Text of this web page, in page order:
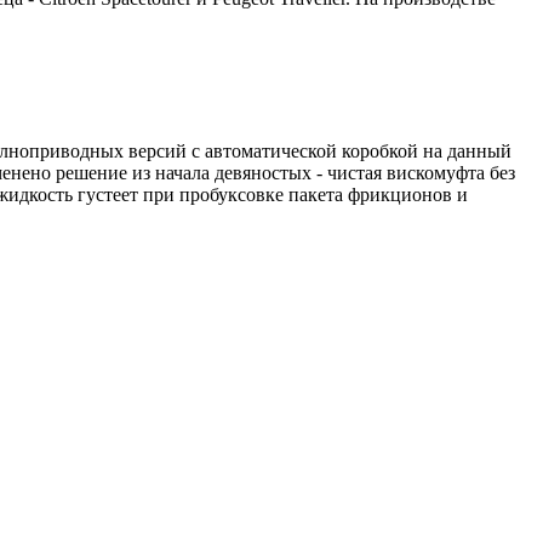
версий с автоматической коробкой на данный
решение из начала девяностых - чистая вискомуфта без
густеет при пробуксовке пакета фрикционов и